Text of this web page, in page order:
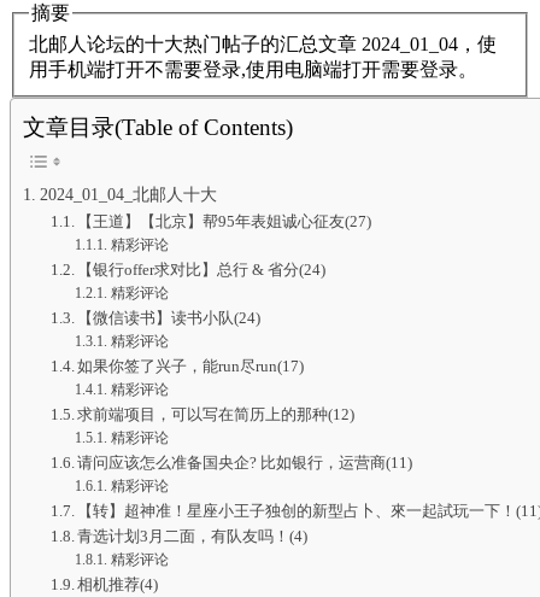
摘要
北邮人论坛的十大热门帖子的汇总文章 2024_01_04，使
用手机端打开不需要登录,使用电脑端打开需要登录。
文章目录(Table of Contents)
2024_01_04_北邮人十大
【王道】【北京】帮95年表姐诚心征友(27)
精彩评论
【银行offer求对比】总行 & 省分(24)
精彩评论
【微信读书】读书小队(24)
精彩评论
如果你签了兴子，能run尽run(17)
精彩评论
求前端项目，可以写在简历上的那种(12)
精彩评论
请问应该怎么准备国央企? 比如银行，运营商(11)
精彩评论
【转】超神准！星座小王子独创的新型占卜、來一起試玩一下！
青选计划3月二面，有队友吗！(4)
精彩评论
相机推荐(4)